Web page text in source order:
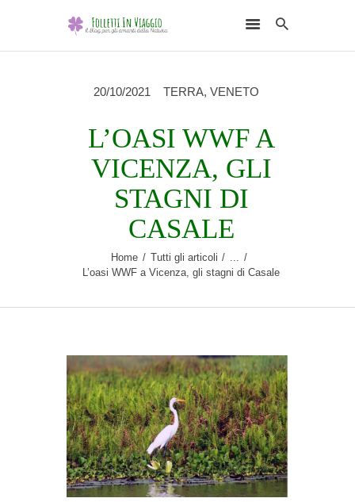
20/10/2021 TERRA,VENETO
L’OASI WWF A
VICENZA, GLI
STAGNI DI
CASALE
Home Tutti gli articoli
L’oasi WWF a Vicenza, gli stagni di Casale
HOME
DESTINAZIONI
SCEGLI L’ELEMENTO
NATURALE
RUBRICHE